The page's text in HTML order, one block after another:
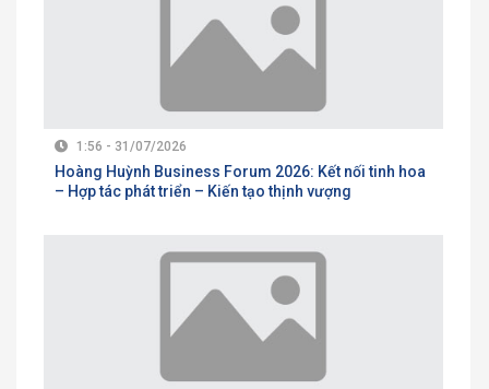
1:56 - 31/07/2026
Hoàng Huỳnh Business Forum 2026: Kết nối tinh hoa
– Hợp tác phát triển – Kiến tạo thịnh vượng